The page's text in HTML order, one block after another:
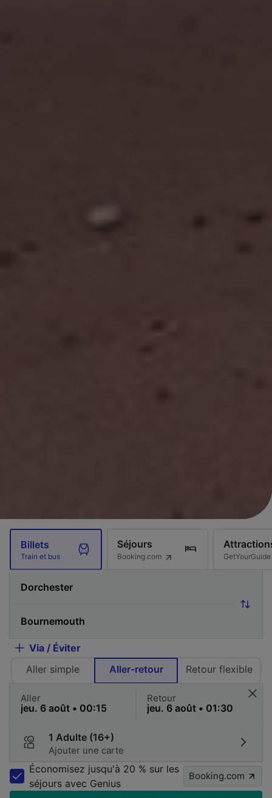
Billets
Train et bus
Séjours
Booking.com GetYourGuide
Via / Éviter
Aller simple
Aller-retour Retour flexible
Aller Retour
1 Adulte (16+)
Ajouter une carte
Économisez jusqu'à 20 % sur les
séjours avec Genius
Booking.com